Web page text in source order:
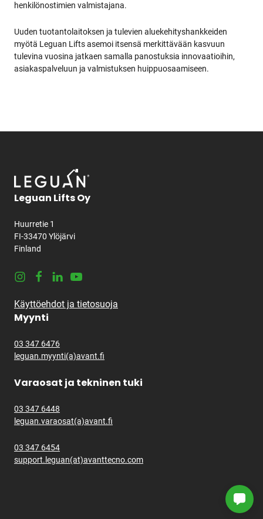
henkilönostimien valmistajana.
Uuden tuotantolaitoksen ja tulevien aluekehityshankkeiden
myötä Leguan Lifts asemoi itsensä merkittävään kasvuun
tulevina vuosina jatkaen samalla panostuksia innovaatioihin,
asiakaspalveluun ja valmistuksen huippuosaamiseen.
Leguan Lifts Oy
Huurretie 1
FI-33470 Ylöjärvi
Finland
InstagramFacebook
LinkedInYoutube
Käyttöehdot ja tietosuoja
Myynti
03 347 6476
leguan.myynti(a)avant.fi
Varaosat ja tekninen tuki
03 347 6448
leguan.varaosat(a)avant.fi
03 347 6454
support.leguan(at)avanttecno.com